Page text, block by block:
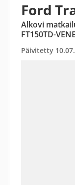
Ford
Alkovi
FT150TD-
Päivitetty